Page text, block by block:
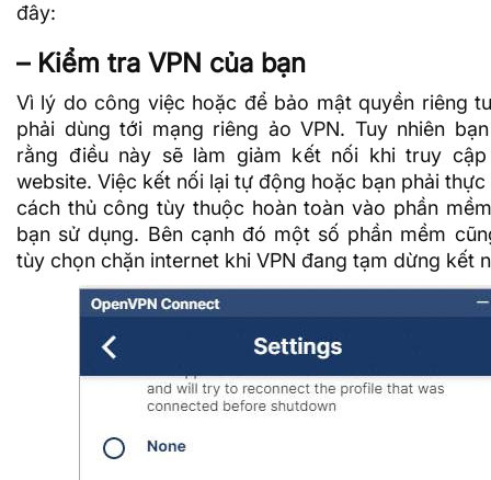
đây:
– Kiểm tra VPN của bạn
Vì lý do công việc hoặc để bảo mật quyền riêng
phải dùng tới mạng riêng ảo VPN. Tuy nhiên
rằng điều này sẽ làm giảm kết nối khi truy
website. Việc kết nối lại tự động hoặc bạn phải thực
cách thủ công tùy thuộc hoàn toàn vào phần
bạn sử dụng. Bên cạnh đó một số phần mềm
tùy chọn chặn internet khi VPN đang tạm dừng kết